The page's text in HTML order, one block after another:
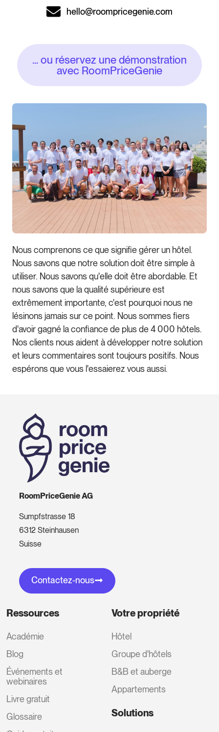
hello@roompricegenie.com
... ou réservez une démonstration
avec RoomPriceGenie
Nous comprenons ce que signifie gérer un hôtel.
Nous savons que notre solution doit être simple à
utiliser. Nous savons qu'elle doit être abordable. Et
nous savons que la qualité supérieure est
extrêmement importante, c'est pourquoi nous ne
lésinons jamais sur ce point. Nous sommes fiers
d'avoir gagné la confiance de plus de 4 000 hôtels.
Nos clients nous aident à développer notre solution
et leurs commentaires sont toujours positifs. Nous
espérons que vous l'essaierez vous aussi.
RoomPriceGenie AG
Sumpfstrasse 18
6312 Steinhausen
Suisse
Contactez-nous
Ressources
Académie
Blog
Événements et
webinaires
Livre gratuit
Glossaire
Votre propriété
Hôtel
Groupe d'hôtels
B&B et auberge
Appartements
Solutions